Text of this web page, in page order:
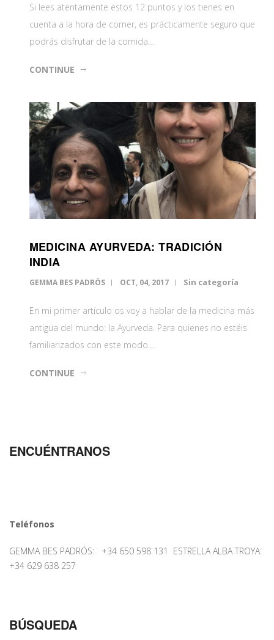
Si lees atentamente estos 12 puntos y los tienes en
cuenta a la hora de comer, es prácticamente seguro que
podrás disfrutar de la comida…
CONTINUE
MEDICINA AYURVEDA: TRADICIÓN
INDIA
GEMMA BES PADRÓS OCT, 04, 2017 Sin categoría
En mi primer artículo os voy a hablar de la medicina más
antigua del mundo: la Ayurveda. Para quienes no estéis
familiarizados con este modo…
CONTINUE
ENCUÉNTRANOS
Teléfonos
GEMMA BES PADRÓS: +34 650 598 131 ESTRELLA ALBA TROYA:
+34 629 638 257
BÚSQUEDA